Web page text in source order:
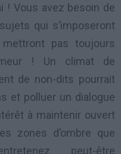
! Vous avez besoin de
qui s’imposeront
pas toujours
! Un climat de
de non-dits pourrait
et polluer un dialogue
à maintenir ouvert
zones d’ombre que
peut-être